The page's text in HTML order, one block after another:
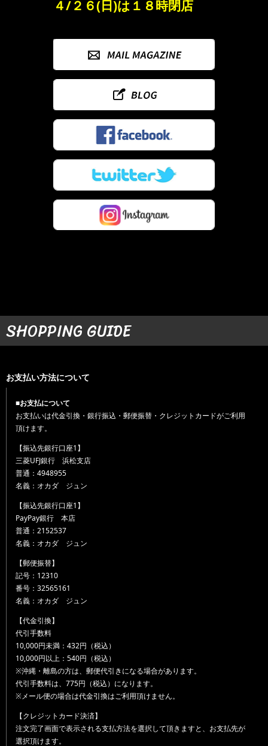
４/２６(日)は１８時閉店
SHOPPING GUIDE
お支払い方法について
■お支払について
お支払いは代金引換・銀行振込・郵便振替・クレジットカードがご利用
頂けます。
【振込先銀行口座1】
三菱UFJ銀行 浜松支店
普通：4948955
名義：オカダ ジュン
【振込先銀行口座1】
PayPay銀行 本店
普通：2152537
名義：オカダ ジュン
【郵便振替】
記号：12310
番号：32565161
名義：オカダ ジュン
【代金引換】
代引手数料
10,000円未満：432円（税込）
10,000円以上：540円（税込）
※沖縄・離島の方は、郵便代引きになる場合があります。
代引手数料は、775円（税込）になります。
※メール便の場合は代金引換はご利用頂けません。
【クレジットカード決済】
注文完了画面で表示される支払方法を選択して頂きますと、お支払先が
選択頂けます。